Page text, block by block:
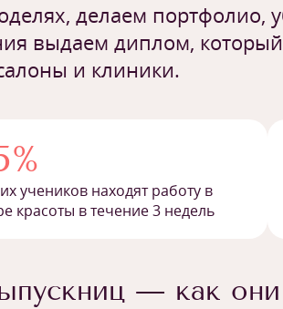
делаем портфолио,
выдаем диплом,
и клиники.
учеников находят работу в
красоты в течение 3 недель
— как